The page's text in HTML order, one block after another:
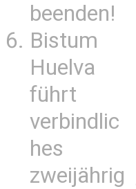
beenden!
Bistum
Huelva
führt
verbindlic
hes
zweijährig